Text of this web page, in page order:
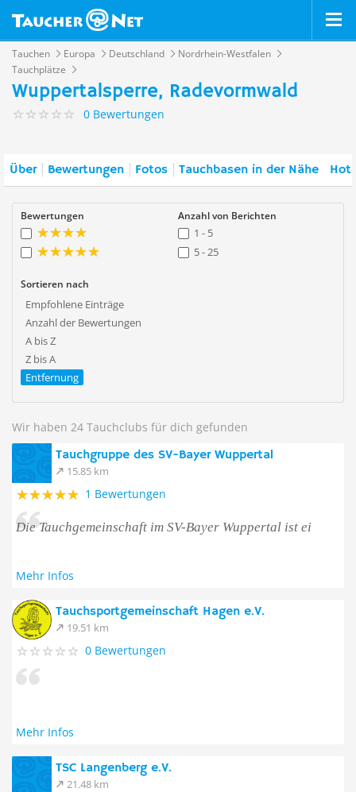
Tauchen Europa Deutschland
Nordrhein-Westfalen
Tauchplätze
Wuppertalsperre, Radevormwald
0 Bewertungen
Über Bewertungen Fotos Tauchbasen in der Nähe
Bewertungen Anzahl von Berichten
1 - 5
5 - 25
Sortieren nach
Empfohlene Einträge
Anzahl der Bewertungen
A bis Z
Z bis A
Entfernung
Wir haben 24 Tauchclubs für dich gefunden
Tauchgruppe des SV-Bayer Wuppertal
15.85 km
1 Bewertungen
Die Tauchgemeinschaft im SV-Bayer Wuppertal ist ei
Mehr Infos
Tauchsportgemeinschaft Hagen e.V.
19.51 km
0 Bewertungen
Mehr Infos
TSC Langenberg e.V.
21.48 km